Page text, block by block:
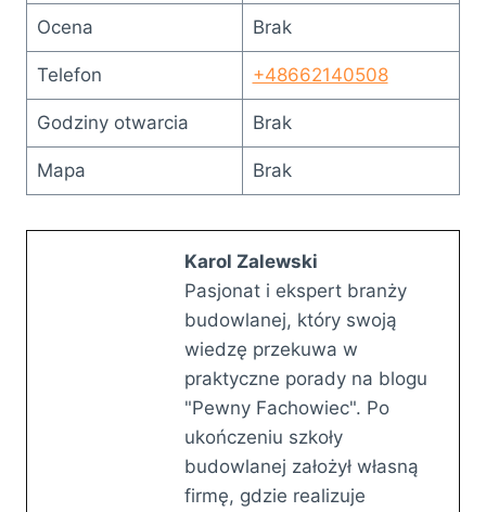
Ocena Brak
Telefon +48662140508
Godziny otwarcia Brak
Mapa Brak
Karol Zalewski
Pasjonat i ekspert branży
budowlanej, który swoją
wiedzę przekuwa w
praktyczne porady na blogu
"Pewny Fachowiec". Po
ukończeniu szkoły
budowlanej założył własną
firmę, gdzie realizuje